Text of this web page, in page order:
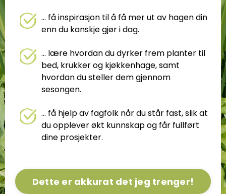
... få inspirasjon til å få mer ut av hagen din
enn du kanskje gjør i dag.
... lære hvordan du dyrker frem planter til
bed, krukker og kjøkkenhage, samt
hvordan du steller dem gjennom
sesongen.
... få hjelp av fagfolk når du står fast, slik at
du opplever økt kunnskap og får fullført
dine prosjekter.
Dette er akkurat det jeg trenger!